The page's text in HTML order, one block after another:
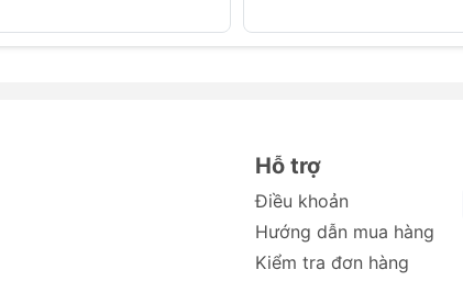
Hỗ trợ
Điều khoản
Hướng dẫn mua hàng
Kiểm tra đơn hàng